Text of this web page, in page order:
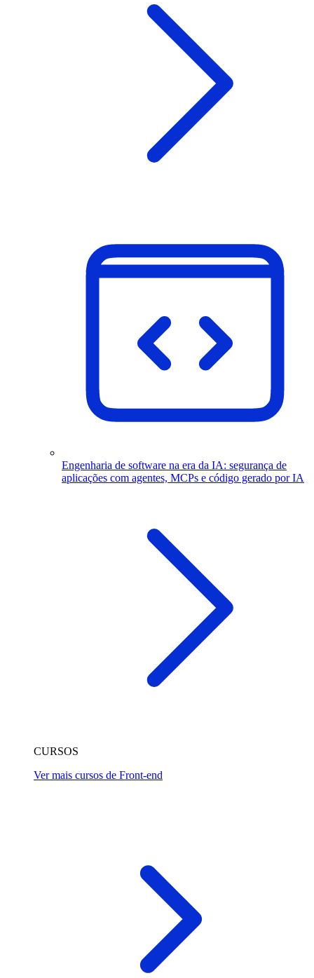
Engenharia de software na era da IA: segurança de
aplicações com agentes, MCPs e código gerado por IA
CURSOS
Ver mais cursos de Front-end